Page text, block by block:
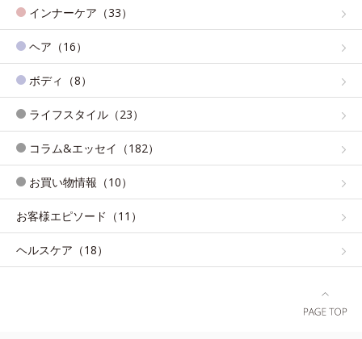
インナーケア（33）
ヘア（16）
ボディ（8）
ライフスタイル（23）
コラム&エッセイ（182）
お買い物情報（10）
お客様エピソード（11）
ヘルスケア（18）